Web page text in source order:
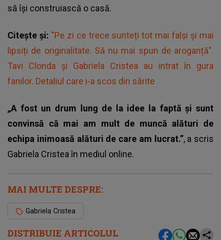
DISTRIBUIE ARTICOLUL
să își construiască o casă.
Citește și: "Pe zi ce trece sunteți tot mai falși și mai
lipsiți de originalitate. Să nu mai spun de aroganță".
Tavi Clonda și Gabriela Cristea au intrat în gura
fanilor. Detaliul care i-a scos din sărite
„A fost un drum lung de la idee la faptă și sunt
convinsă că mai am mult de muncă alături de
echipa inimoasă alături de care am lucrat.”, a scris
Gabriela Cristea în mediul online.
MAI MULTE DESPRE:
Gabriela Cristea